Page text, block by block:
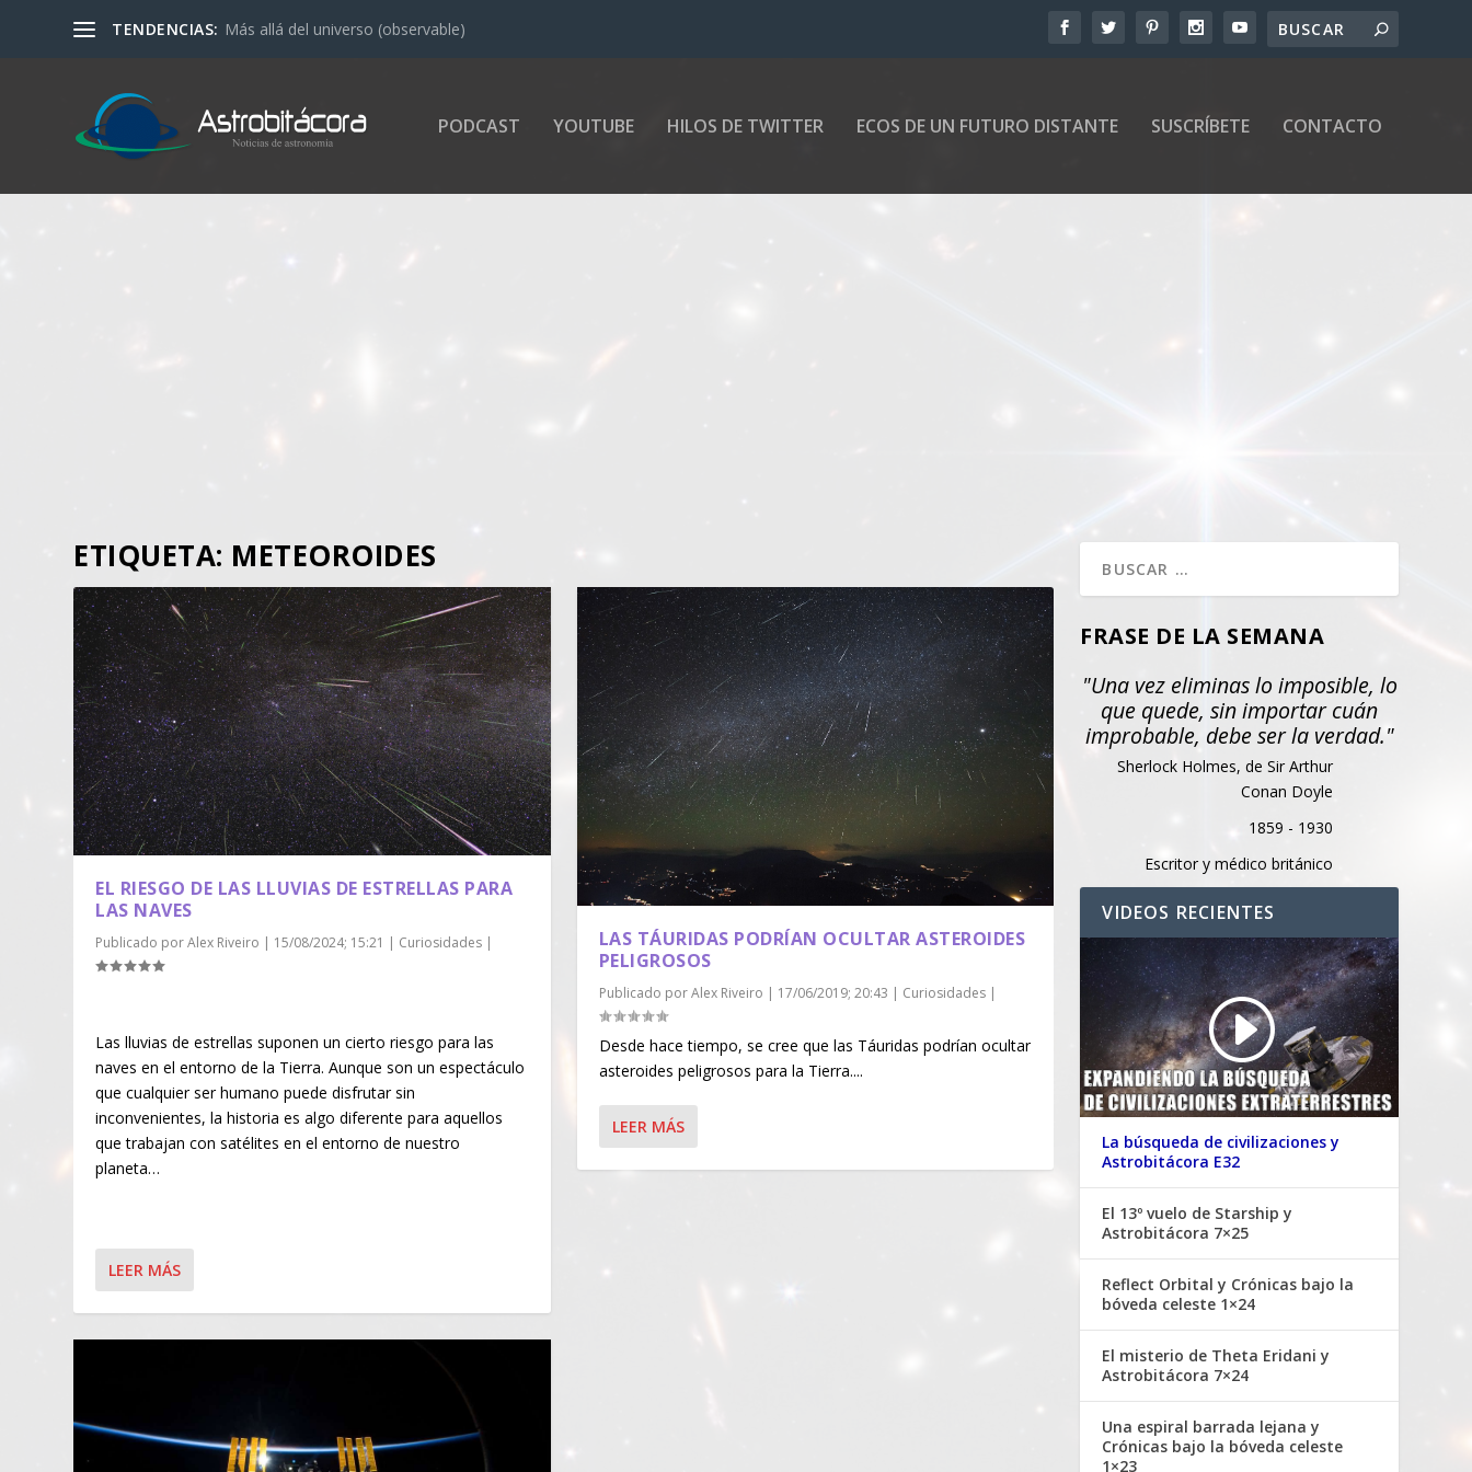
TENDENCIAS: Más allá del universo (observable)
PODCAST YOUTUBE HILOS DE TWITTER ECOS DE UN FUTURO DISTANTE SUSCRÍBETE CONTACTO
ETIQUETA: METEOROIDES
EL RIESGO DE LAS LLUVIAS DE ESTRELLAS PARA
LAS NAVES
Publicado porAlex Riveiro | 15/08/2024; 15:21 | Curiosidades |
Las lluvias de estrellas suponen un cierto riesgo para las
naves en el entorno de la Tierra. Aunque son un espectáculo
que cualquier ser humano puede disfrutar sin
inconvenientes, la historia es algo diferente para aquellos
que trabajan con satélites en el entorno de nuestro
planeta…
LEER MÁS
LAS TÁURIDAS PODRÍAN OCULTAR ASTEROIDES
PELIGROSOS
Publicado porAlex Riveiro | 17/06/2019; 20:43 | Curiosidades|
Desde hace tiempo, se cree que las Táuridas podrían ocultar
asteroides peligrosos para la Tierra....
LEER MÁS
FRASE DE LA SEMANA
"Una vez eliminas lo imposible, lo
que quede, sin importar cuán
improbable, debe ser la verdad."
Sherlock Holmes, de Sir Arthur
Conan Doyle
1859 - 1930
Escritor y médico británico
VIDEOS RECIENTES
La búsqueda de civilizaciones y
Astrobitácora E32
El 13º vuelo de Starship y
Astrobitácora 7×25
Reflect Orbital y Crónicas bajo la
bóveda celeste 1×24
El misterio de Theta Eridani y
Astrobitácora 7×24
Una espiral barrada lejana y
Crónicas bajo la bóveda celeste
1×23